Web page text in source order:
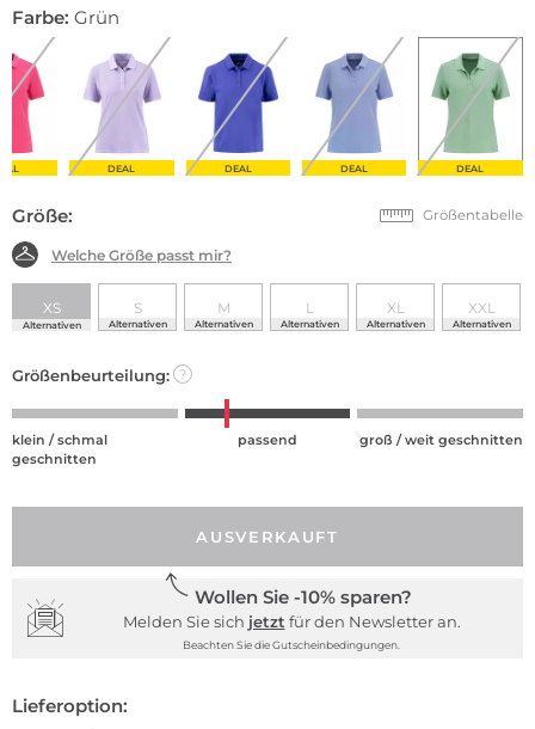
Farbe: Grün
DEAL DEAL DEAL DEAL
Größe: Größentabelle
Welche Größe passt mir?
XS
Alternativen
S
Alternativen
M
Alternativen
L
Alternativen
XL
Alternativen
XXL
Alternativen
Größenbeurteilung: ?
klein / schmal
geschnitten
passend groß / weit geschnitten
AUSVERKAUFT
Wollen Sie -10% sparen?
Melden Sie sich jetzt für den Newsletter an.
Beachten Sie die Gutscheinbedingungen.
Lieferoption: